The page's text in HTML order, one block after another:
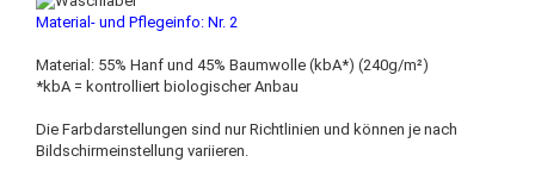
Material- und Pflegeinfo: Nr. 2
Material: 55% Hanf und 45% Baumwolle (kbA*) (240g/m²)
*kbA = kontrolliert biologischer Anbau
Die Farbdarstellungen sind nur Richtlinien und können je nach
Bildschirmeinstellung variieren.